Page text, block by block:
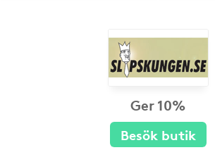
Ger 10%
Besök butik